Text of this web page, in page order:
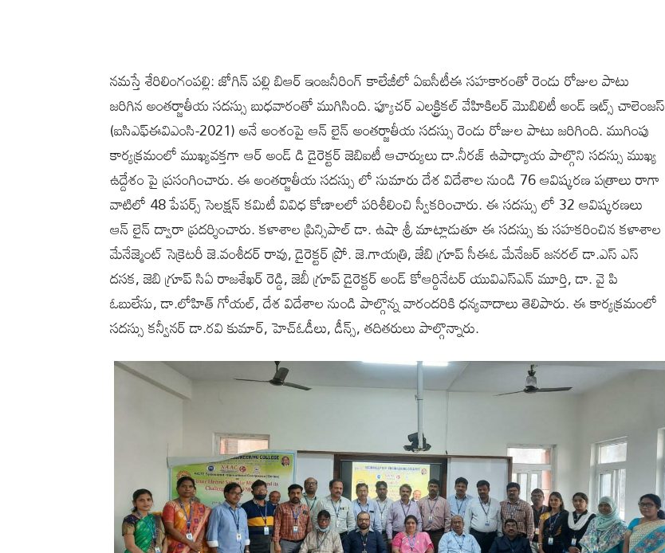
నమస్తే శేరిలింగంపల్లి: జోగిన్ పల్లి బిఆర్ ఇంజనీరింగ్ కాలేజీలో ఏఐసీటీఈ సహకారంతో రెండు రోజుల పాటు
జరిగిన అంతర్జాతీయ సదస్సు బుధవారంతో ముగిసింది. ఫ్యూచర్ ఎలక్ట్రికల్ వేహికిలర్ మొబిలిటీ అండ్ ఇట్స్ చాలెంజస్
(ఐసిఎఫ్ఈవిఎంసి-2021) అనే అంశంపై ఆన్ లైన్ అంతర్జాతీయ సదస్సు రెండు రోజుల పాటు జరిగింది. ముగింపు
కార్యక్రమంలో ముఖ్యవక్తగా ఆర్ అండ్ డి డైరెక్టర్ జెబిఐటీ ఆచార్యులు డా.నీరజ్ ఉపాధ్యాయ పాల్గొని సదస్సు ముఖ్య
ఉద్దేశం పై ప్రసంగించారు. ఈ అంతర్జాతీయ సదస్సు లో సుమారు దేశ విదేశాల నుండి 76 ఆవిష్కరణ పత్రాలు రాగా
వాటిలో 48 పేపర్స్ సెలక్షన్ కమిటీ వివిధ కోణాలలో పరిశీలించి స్వీకరించారు. ఈ సదస్సు లో 32 ఆవిష్కరణలు
ఆన్ లైన్ ద్వారా ప్రదర్శించారు. కళాశాల ప్రిన్సిపాల్ డా. ఉషా శ్రీ మాట్లాడుతూ ఈ సదస్సు కు సహకరించిన కళాశాల
మేనేజ్మెంట్ సెక్రెటరీ జె.వంశీదర్ రావు, డైరెక్టర్ ప్రో. జె.గాయత్రి, జేబి గ్రూప్ సీఈఓ మేనేజర్ జనరల్ డా.ఎస్ ఎస్
దసక, జెబి గ్రూప్ సిఏ రాజశేఖర్ రెడ్డి, జెబీ గ్రూప్ డైరెక్టర్ అండ్ కోఆర్డినేటర్ యువిఎస్ఎన్ మూర్తి, డా. వై పి
ఓబులేసు, డా.లోహిత్ గోయల్, దేశ విదేశాల నుండి పాల్గొన్న వారందరికి ధన్యవాదాలు తెలిపారు. ఈ కార్యక్రమంలో
సదస్సు కన్వీనర్ డా.రవి కుమార్, హెచ్ఓడీలు, డీన్స్, తదితరులు ‌పాల్గొన్నారు.